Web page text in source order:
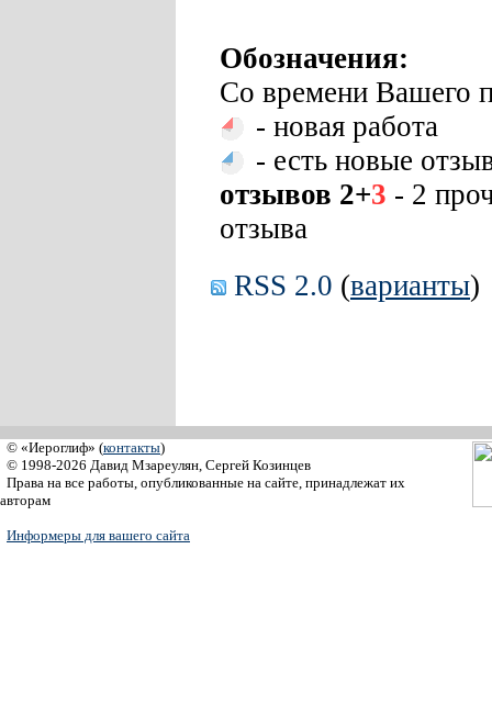
Обозначения:
Со времени Вашего
- новая работа
- есть новые
отзывов 2+3 - 2
отзыва
RSS 2.0 (варианты)
© «Иероглиф» (контакты)
© 1998-2026 Давид Мзареулян, Сергей Козинцев
Права на все работы, опубликованные на сайте, принадлежат их
авторам
Информеры для вашего сайта